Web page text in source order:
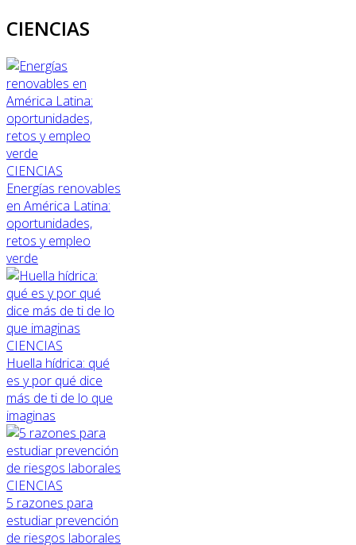
CIENCIAS
CIENCIAS
Energías renovables
en América Latina:
oportunidades,
retos y empleo
verde
CIENCIAS
Huella hídrica: qué
es y por qué dice
más de ti de lo que
imaginas
CIENCIAS
5 razones para
estudiar prevención
de riesgos laborales